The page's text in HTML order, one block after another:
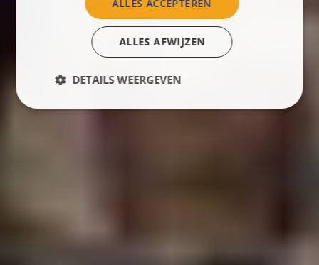
ALLES ACCEPTEREN
ALLES AFWIJZEN
DETAILS WEERGEVEN